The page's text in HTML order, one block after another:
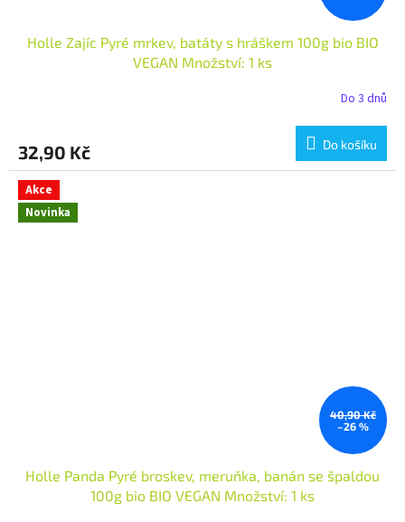
Holle Zajíc Pyré mrkev, batáty s hráškem 100g bio BIO
VEGAN Množství: 1 ks
Do 3 dnů
32,90 Kč Do košíku
Akce
Novinka
40,90 Kč
–26 %
Holle Panda Pyré broskev, meruňka, banán se špaldou
100g bio BIO VEGAN Množství: 1 ks